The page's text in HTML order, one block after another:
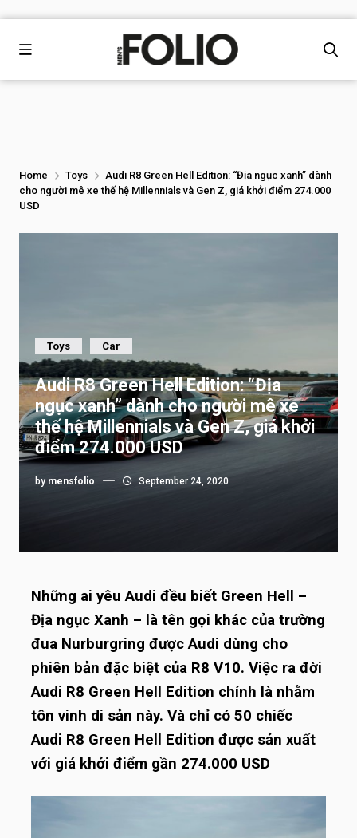
Home Toys
Audi R8 Green Hell Edition: “Địa ngục xanh” dành
cho người mê xe thế hệ Millennials và Gen Z, giá khởi điểm 274.000
USD
Toys Car
Audi R8 Green Hell Edition: “Địa
ngục xanh” dành cho người mê xe
thế hệ Millennials và Gen Z, giá khởi
điểm 274.000 USD
by mensfolio September 24, 2020
Những ai yêu Audi đều biết Green Hell –
Địa ngục Xanh – là tên gọi khác của trường
đua Nurburgring được Audi dùng cho
phiên bản đặc biệt của R8 V10. Việc ra đời
Audi R8 Green Hell Edition chính là nhằm
tôn vinh di sản này. Và chỉ có 50 chiếc
Audi R8 Green Hell Edition được sản xuất
với giá khởi điểm gần 274.000 USD